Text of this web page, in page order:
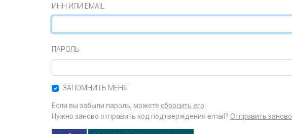
ИНН ИЛИ EMAIL
ПАРОЛЬ
ЗАПОМНИТЬ МЕНЯ
Если вы забыли пароль, можете сбросить его
Нужно заново отправить код подтверждения email? Отправить заново